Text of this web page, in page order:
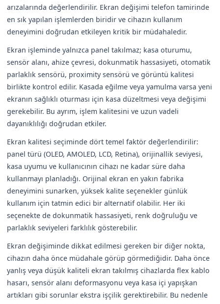
arızalarında değerlendirilir. Ekran değişimi telefon tamirinde
en sık yapılan işlemlerden biridir ve cihazın kullanım
deneyimini doğrudan etkileyen kritik bir müdahaledir.
Ekran işleminde yalnızca panel takılmaz; kasa oturumu,
sensör alanı, ahize çevresi, dokunmatik hassasiyeti, otomatik
parlaklık sensörü, proximity sensörü ve görüntü kalitesi
birlikte kontrol edilir. Kasada eğilme veya yamulma varsa yeni
ekranın sağlıklı oturması için kasa düzeltmesi veya değişimi
gerekebilir. Bu ayrım, işlem kalitesini ve uzun vadeli
dayanıklılığı doğrudan etkiler.
Ekran kalitesi seçiminde dört temel faktör değerlendirilir:
panel türü (OLED, AMOLED, LCD, Retina), orijinallik seviyesi,
kasa uyumu ve kullanıcının cihazı ne kadar süre daha
kullanmayı planladığı. Orijinal ekran en yakın fabrika
deneyimini sunarken, yüksek kalite seçenekler günlük
kullanım için tatmin edici bir alternatif olabilir. Her iki
seçenekte de dokunmatik hassasiyeti, renk doğruluğu ve
parlaklık seviyeleri farklılık gösterebilir.
Ekran değişiminde dikkat edilmesi gereken bir diğer nokta,
cihazın daha önce müdahale görüp görmediğidir. Daha önce
yanlış veya düşük kaliteli ekran takılmış cihazlarda flex kablo
hasarı, sensör alanı deformasyonu veya kasa içi yapışkan
artıkları gibi sorunlar ekstra işçilik gerektirebilir. Bu nedenle